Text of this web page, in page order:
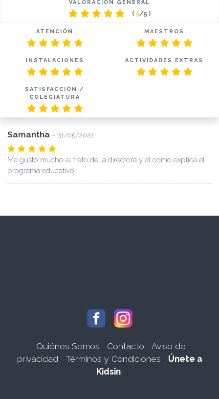
VALORACIÓN GENERAL
( 5/5 )
ATENCIÓN MAESTROS
INSTALACIONES ACTIVIDADES EXTRAS
SATISFACCIÓN /
COLEGIATURA
Samantha - 31/05/2022
Me gusto mucho el trato de la directora y el como explica el
programa educativo.
Quiénes Somos Contacto
Aviso de
privacidad
Términos y Condiciones
Únete a
Kidsin